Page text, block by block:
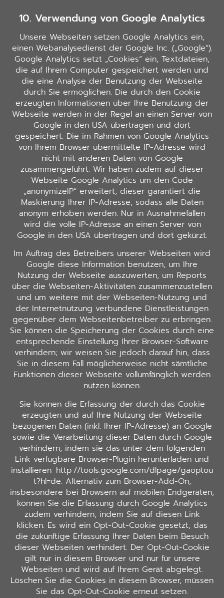
10. Verwendung von Google Analytics
Unsere Webseiten setzen Google Analytics ein,
einen Webanalysedienst der Google Inc. („Google“).
Google Analytics setzt „Cookies“ ein, Textdateien,
die auf Ihrem Computer gespeichert werden und
die eine Analyse der Benutzung der Webseite
durch Sie ermöglichen. Die durch den Cookie
erzeugten Informationen über Ihre Benutzung der
Webseite werden in der Regel an einen Server von
Google in den USA übertragen und dort
gespeichert. Die im Rahmen von Google Analytics
von Ihrem Browser übermittelte IP-Adresse wird
nicht mit anderen Daten von Google
zusammengeführt. Wir haben zudem auf dieser
Webseite Google Analytics um den Code
„anonymizeIP“ erweitert, dieser garantiert die
Maskierung Ihrer IP-Adresse, sodass alle Daten
anonym erhoben werden. Nur in Ausnahmefällen
wird die volle IP-Adresse an einen Server von
Google in den USA übertragen und dort gekürzt.
Im Auftrag des Betreibers unserer Webseiten wird
Google diese Information benutzen, um Ihre
Nutzung der Webseite auszuwerten, um Reports
über die Webseiten-Aktivitäten zusammenzustellen
und um weitere mit der Webseiten-Nutzung und
der Internetnutzung verbundene Dienstleistungen
gegenüber dem Webseitenbetreiber zu erbringen.
Sie können die Speicherung der Cookies durch eine
entsprechende Einstellung Ihrer Browser-Software
verhindern; wir weisen Sie jedoch darauf hin, dass
Sie in diesem Fall möglicherweise nicht sämtliche
Funktionen dieser Webseite vollumfänglich werden
nutzen können.
Sie können die Erfassung der durch das Cookie
erzeugten und auf Ihre Nutzung der Webseite
bezogenen Daten (inkl. Ihrer IP-Adresse) an Google
sowie die Verarbeitung dieser Daten durch Google
verhindern, indem sie das unter dem folgenden
Link verfügbare Browser-Plugin herunterladen und
installieren: http://tools.google.com/dlpage/gaoptou
t?hl=de. Alternativ zum Browser-Add-On,
insbesondere bei Browsern auf mobilen Endgeräten,
können Sie die Erfassung durch Google Analytics
zudem verhindern, indem Sie auf diesen Link
klicken. Es wird ein Opt-Out-Cookie gesetzt, das
die zukünftige Erfassung Ihrer Daten beim Besuch
dieser Webseiten verhindert. Der Opt-Out-Cookie
gilt nur in diesem Browser und nur für unsere
Webseiten und wird auf Ihrem Gerät abgelegt.
Löschen Sie die Cookies in diesem Browser, müssen
Sie das Opt-Out-Cookie erneut setzen.